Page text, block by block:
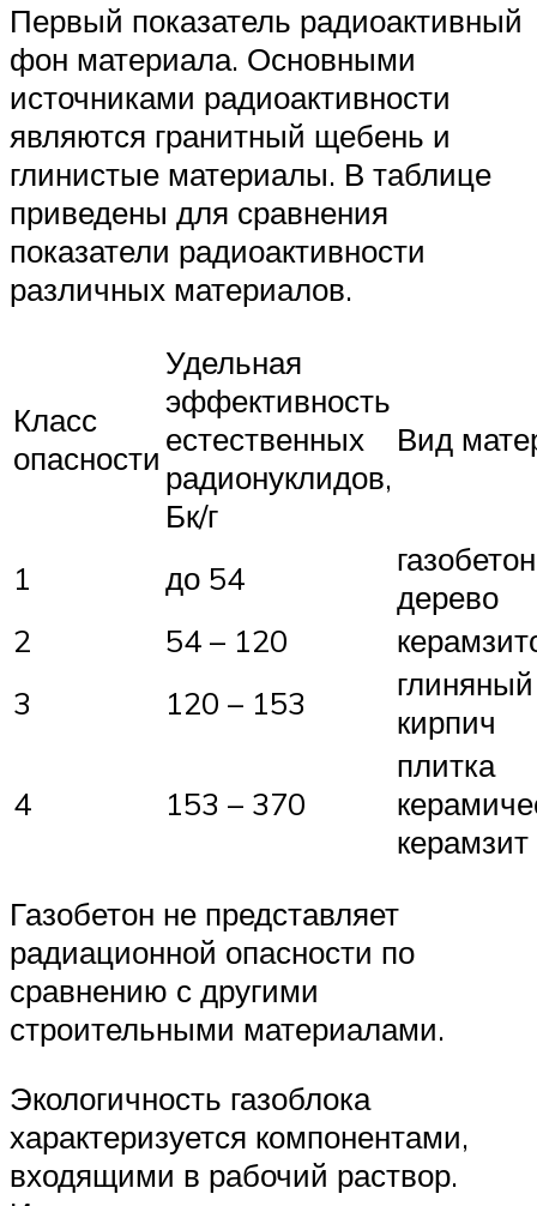
Первый показатель радиоактивный
фон материала. Основными
источниками радиоактивности
являются гранитный щебень и
глинистые материалы. В таблице
приведены для сравнения
показатели радиоактивности
различных материалов.
Класс
опасности
Удельная
эффективность
естественных
радионуклидов,
Бк/г
Вид
1 до 54
дерево
2
54 – 120
3
120 – 153
глиняный
кирпич
4 153 – 370
плитка
керамзит
Газобетон не представляет
радиационной опасности по
сравнению с другими
строительными материалами.
Экологичность газоблока
характеризуется компонентами,
входящими в рабочий раствор.